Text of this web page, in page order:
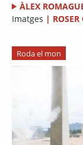
ÀLEX
Imatges |
Roda el mon